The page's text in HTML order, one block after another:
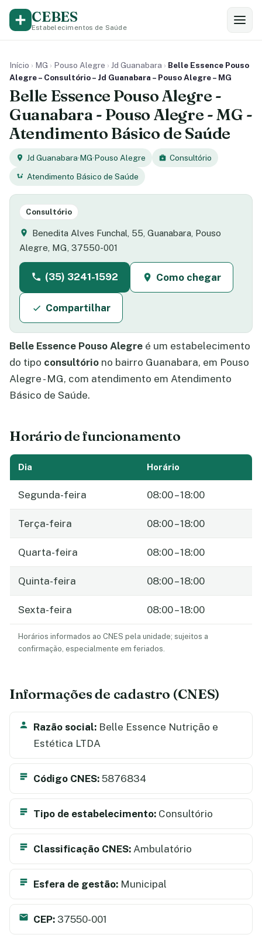
CEBES
Estabelecimentos de Saúde
Início › MG › Pouso Alegre › Jd Guanabara › Belle Essence Pouso
Alegre – Consultório – Jd Guanabara – Pouso Alegre – MG
Belle Essence Pouso Alegre -
Guanabara - Pouso Alegre - MG -
Atendimento Básico de Saúde
Jd Guanabara·MG·Pouso Alegre
Consultório
Atendimento Básico de Saúde
Consultório
Benedita Alves Funchal, 55, Guanabara, Pouso
Alegre, MG, 37550-001
(35) 3241-1592 Como chegar
Compartilhar
Belle Essence Pouso Alegre é um estabelecimento
do tipo consultório no bairro Guanabara, em Pouso
Alegre - MG, com atendimento em Atendimento
Básico de Saúde.
Horário de funcionamento
Dia Horário
Segunda-feira 08:00 – 18:00
Terça-feira 08:00 – 18:00
Quarta-feira 08:00 – 18:00
Quinta-feira 08:00 – 18:00
Sexta-feira 08:00 – 18:00
Horários informados ao CNES pela unidade; sujeitos a
confirmação, especialmente em feriados.
Informações de cadastro (CNES)
Razão social: Belle Essence Nutrição e
Estética LTDA
Código CNES: 5876834
Tipo de estabelecimento: Consultório
Classificação CNES: Ambulatório
Esfera de gestão: Municipal
CEP: 37550-001